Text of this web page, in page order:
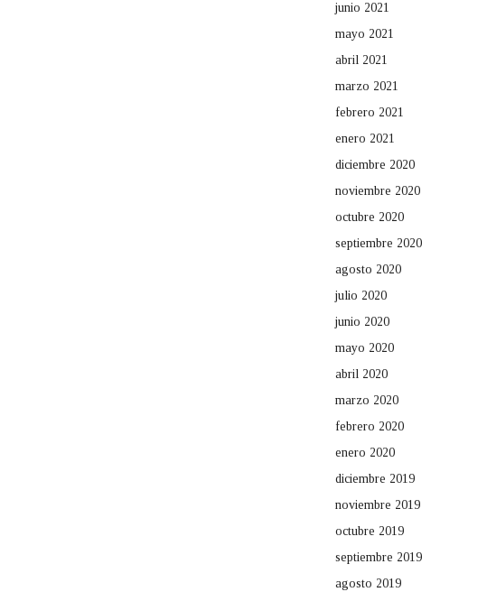
junio 2021
mayo 2021
abril 2021
marzo 2021
febrero 2021
enero 2021
diciembre 2020
noviembre 2020
octubre 2020
septiembre 2020
agosto 2020
julio 2020
junio 2020
mayo 2020
abril 2020
marzo 2020
febrero 2020
enero 2020
diciembre 2019
noviembre 2019
octubre 2019
septiembre 2019
agosto 2019